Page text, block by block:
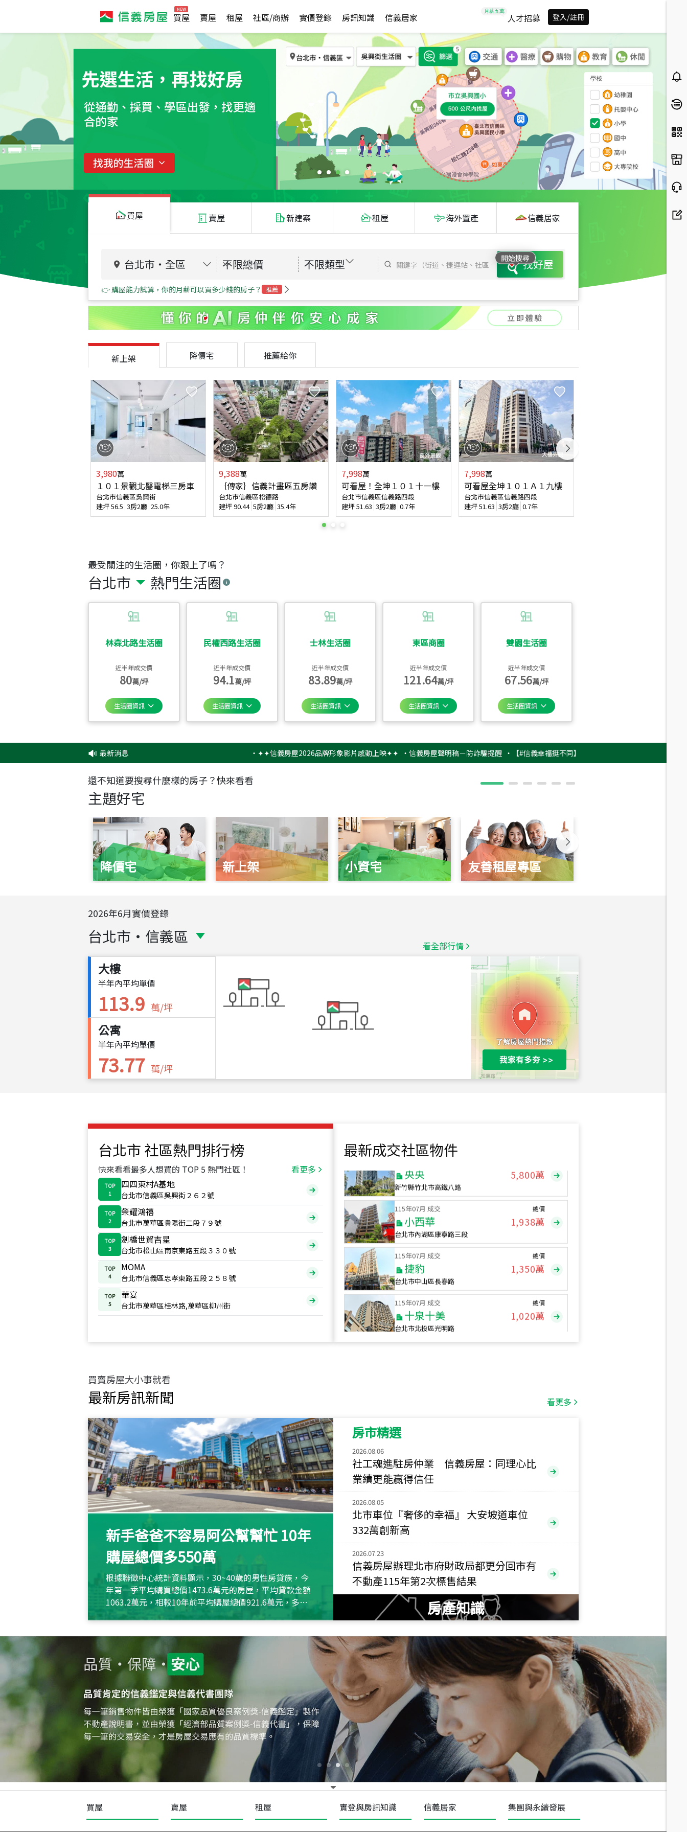
買屋 賣屋 租屋 社區/商辦 實價登錄 房訊知識 信義居家 人才招募 登入/註冊
買屋 賣屋 新建案 租屋 海外置產 信義居家
台北市 ・ 全區 不限總價 不限類型
開始搜尋
找好屋
👉 購屋能力試算，你的月薪可以買多少錢的房子？ 推薦
最受關注的生活圈，你跟上了嗎？
台北市 熱門生活圈
林森北路生活圈
近半年成交價
80萬/坪
生活圈資訊
民權西路生活圈
近半年成交價
94.1萬/坪
生活圈資訊
士林生活圈
近半年成交價
83.89萬/坪
生活圈資訊
東區商圈
近半年成交價
121.64萬/坪
生活圈資訊
雙園生活圈
近半年成交價
67.56萬/坪
生活圈資訊
新上架 降價宅 推薦給你
3,980萬
１０１景觀北醫電梯三房車
台北市信義區吳興街
建坪56.5 3房2廳 25.0年
9,388萬
｛傳家｝信義計畫區五房讚
台北市信義區松德路
建坪90.44 5房2廳 35.4年
7,998萬
可看屋！全坤１０１十一樓
台北市信義區信義路四段
建坪51.63 3房2廳 0.7年
7,998萬
可看屋全坤１０１Ａ１九樓
台北市信義區信義路四段
建坪51.63 3房2廳 0.7年
最新消息 ✦✦信義房屋2026品牌形象影片感動上映✦✦ ‧信義房屋聲明稿－防詐騙提醒 ‧【#信義幸福挺不同】用實力，讓升職免抽號碼牌！最新雇主
還不知道要搜尋什麼樣的房子？快來看看
主題好宅
降價宅 新上架 小資宅 友善租屋專區
2026年6月實價登錄
台北市 ・ 信義區 看全部行情
大樓
半年內平均單價
113.9 萬/坪
公寓
半年內平均單價
73.77 萬/坪
台北市 社區熱門排行榜
快來看看最多人想買的 TOP 5 熱門社區！ 看更多
TOP
1
四四東村A基地
台北市信義區吳興街２６２號
TOP
2
榮耀鴻禧
台北市萬華區貴陽街二段７９號
TOP
3
劍橋世貿吉星
台北市松山區南京東路五段３３０號
TOP
4
MOMA
台北市信義區忠孝東路五段２５８號
TOP
5
華宴
台北市萬華區桂林路,萬華區柳州街
最新成交社區物件
台北市中山區長春路
1,020萬
總價
490萬
新竹市新竹市慈祥路
總價
1,808萬
115年07月 成交
新竹縣竹北市高鐵八路
115年07月 成交
小西華
台北市內湖區康寧路三段
總價
1,938萬
115年07月 成交
捷豹
台北市中山區長春路
總價
1,350萬
115年07月 成交
十泉十美
台北市北投區光明路
總價
1,020萬
115
新北市永和區環河西路二段
115年07月 成交
央央 5,800萬
115年
小西華
115 年07 月 成交
捷豹
台北市中山區長春路
總價
115年07月 成交
十泉十美
台北市北投區光明路
總價
1,020萬
年 07 月 成交
四維天廈
新竹市新竹市四維路
總價
490萬
115 月 成交
菁英典藏
新竹市新竹市慈祥路
1,808
買賣房屋大小事就看
最新房訊新聞 看更多
新手爸爸不容易阿公幫幫忙 10年
購屋總價多550萬
根據聯徵中心統計資料顯示，30~40歲的男性房貸族，今
年第一季平均購買總價1473.6萬元的房屋，平均貸款金額
1063.2萬元，相較10年前平均購屋總價921.6萬元，多出
約550萬元，且貸款金額也多
房市精選
2026.08.06
社工魂進駐房仲業 信義房屋：同理心比
業績更能贏得信任
2026.08.05
北市車位『奢侈的幸福』 大安坡道車位
332萬創新高
2026.07.23
信義房屋辦理北市府財政局都更分回市有
不動產115年第2次標售結果
房產知識
買屋 賣屋 租屋 實登與房訊知識 信義居家 集團與永續發展